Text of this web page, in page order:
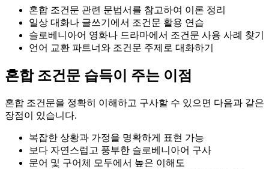
혼합 조건문 관련 문법서를 참고하여 이론 정리
일상 대화나 글쓰기에서 조건문 활용 연습
슬로베니아어 영화나 드라마에서 조건문 사용 사례 찾기
언어 교환 파트너와 조건문 주제로 대화하기
혼합 조건문 습득이 주는 이점
혼합 조건문을 정확히 이해하고 구사할 수 있으면 다음과 같은
장점이 있습니다.
복잡한 상황과 가정을 명확하게 표현 가능
보다 자연스럽고 풍부한 슬로베니아어 구사
문어 및 구어체 모두에서 높은 이해도